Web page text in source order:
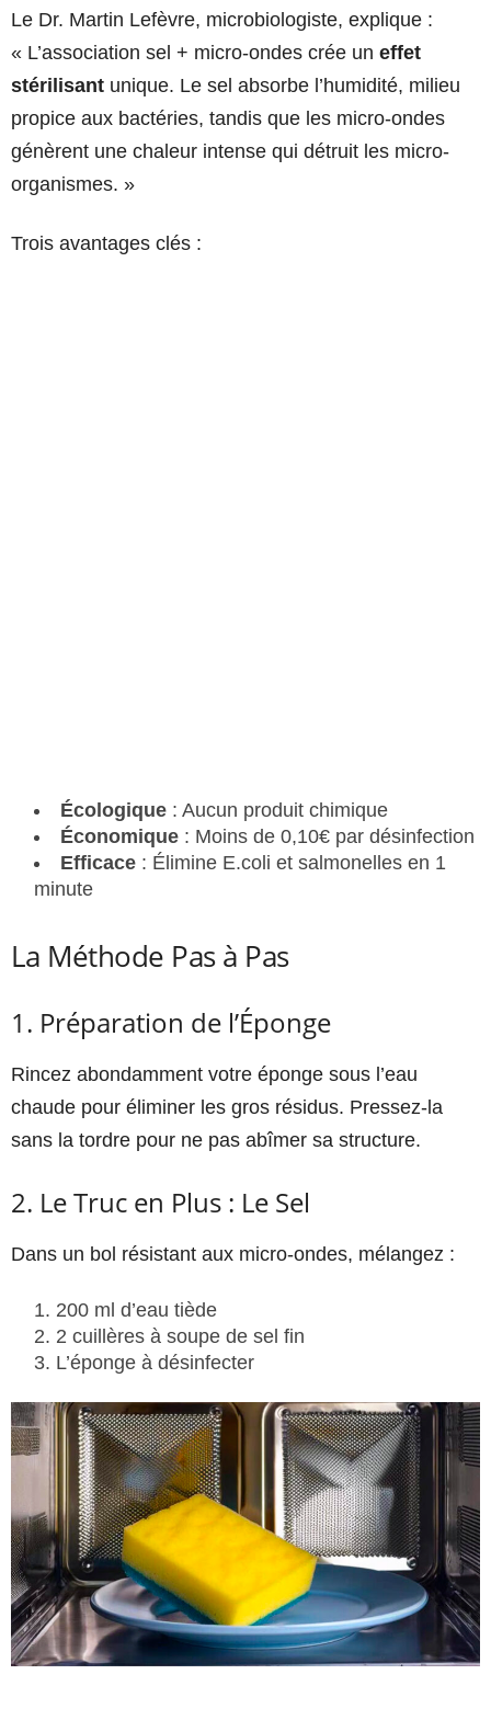
Le Dr. Martin Lefèvre, microbiologiste, explique :
« L’association sel + micro-ondes crée un effet
stérilisant unique. Le sel absorbe l’humidité, milieu
propice aux bactéries, tandis que les micro-ondes
génèrent une chaleur intense qui détruit les micro-
organismes. »
Trois avantages clés :
Écologique : Aucun produit chimique
Économique : Moins de 0,10€ par désinfection
Efficace : Élimine E.coli et salmonelles en 1
minute
La Méthode Pas à Pas
1. Préparation de l’Éponge
Rincez abondamment votre éponge sous l’eau
chaude pour éliminer les gros résidus. Pressez-la
sans la tordre pour ne pas abîmer sa structure.
2. Le Truc en Plus : Le Sel
Dans un bol résistant aux micro-ondes, mélangez :
200 ml d’eau tiède
2 cuillères à soupe de sel fin
L’éponge à désinfecter